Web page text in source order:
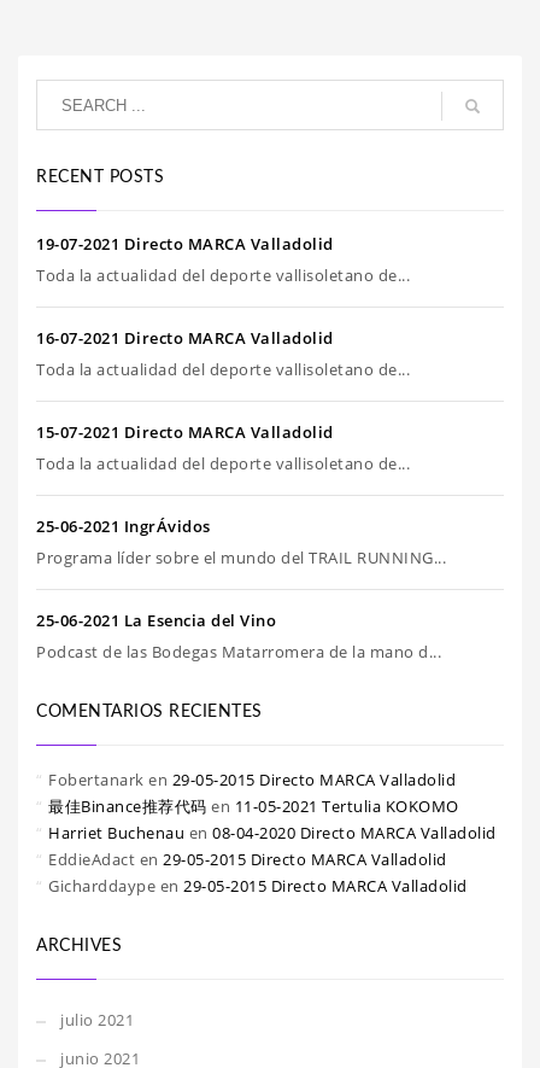
RECENT POSTS
19-07-2021 Directo MARCA Valladolid
Toda la actualidad del deporte vallisoletano de...
16-07-2021 Directo MARCA Valladolid
Toda la actualidad del deporte vallisoletano de...
15-07-2021 Directo MARCA Valladolid
Toda la actualidad del deporte vallisoletano de...
25-06-2021 IngrÁvidos
Programa líder sobre el mundo del TRAIL RUNNING...
25-06-2021 La Esencia del Vino
Podcast de las Bodegas Matarromera de la mano d...
COMENTARIOS RECIENTES
Fobertanark en 29-05-2015 Directo MARCA Valladolid
最佳Binance推荐代码 en 11-05-2021 Tertulia KOKOMO
Harriet Buchenau en 08-04-2020 Directo MARCA Valladolid
EddieAdact en 29-05-2015 Directo MARCA Valladolid
Gicharddaype en 29-05-2015 Directo MARCA Valladolid
ARCHIVES
julio 2021
junio 2021